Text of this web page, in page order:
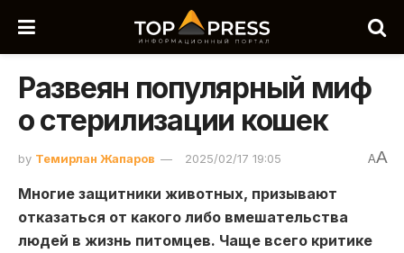
Развеян популярный миф
о стерилизации кошек
by Темирлан Жапаров 2025/02/17 19:05 AA
Многие защитники животных, призывают
отказаться от какого либо вмешательства
людей в жизнь питомцев. Чаще всего критике